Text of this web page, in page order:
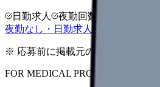
日勤求人 夜勤回数を相談
夜勤なし・日勤求人の探し方を見る
※ 応募前に掲載元の最新情報を確
FOR MEDICAL PROVIDERS